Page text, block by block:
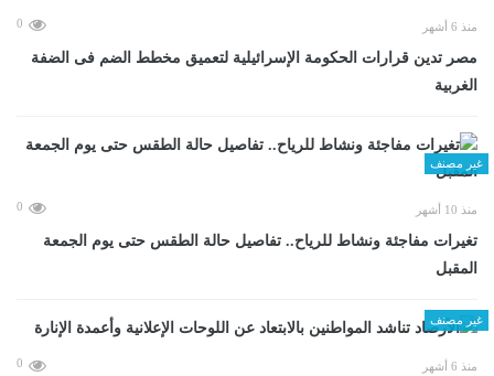
منذ 6 أشهر 0
مصر تدين قرارات الحكومة الإسرائيلية لتعميق مخطط الضم فى الضفة
الغربية
غير مصنف
منذ 10 أشهر 0
تغيرات مفاجئة ونشاط للرياح.. تفاصيل حالة الطقس حتى يوم الجمعة
المقبل
غير مصنف
منذ 6 أشهر 0